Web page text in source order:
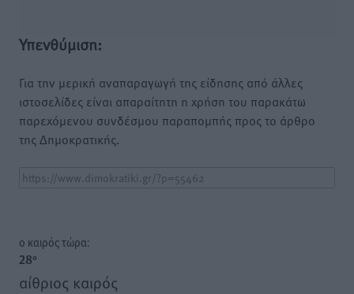
Υπενθύμιση:
Για την μερική αναπαραγωγή της είδησης από άλλες
ιστοσελίδες είναι απαραίτητη η χρήση του παρακάτω
παρεχόμενου συνδέσμου παραπομπής προς το άρθρο
της Δημοκρατικής.
o καιρός τώρα:
28°
αίθριος καιρός